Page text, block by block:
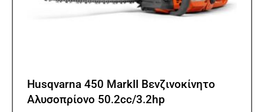
Husqvarna 450 MarkII Βενζινοκίνητο
Αλυσοπρίονο 50.2cc/3.2hp